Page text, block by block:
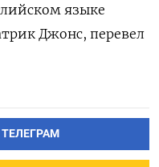
⁠языке
Джонс, ​перевел